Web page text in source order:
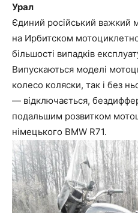
Урал
Єдиний російський важкий
на Ирбитском
більшості випадків
Випускаються моделі
колесо коляски, так і без
— відключається,
подальшим розвитком
німецького BMW R71.